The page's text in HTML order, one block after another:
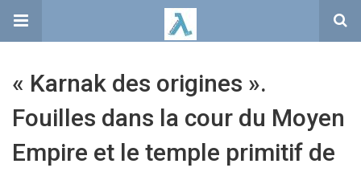
« Karnak des origines ».
Fouilles dans la cour du Moyen
Empire et le temple primitif de